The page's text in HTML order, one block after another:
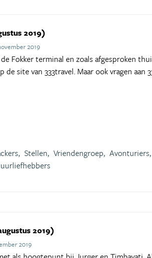
2019)
2019
Fokker terminal en zoals afgesproken
site van 333travel. Maar ook vragen aan
Stellen, Vriendengroep, Avonturiers,
2019)
2019